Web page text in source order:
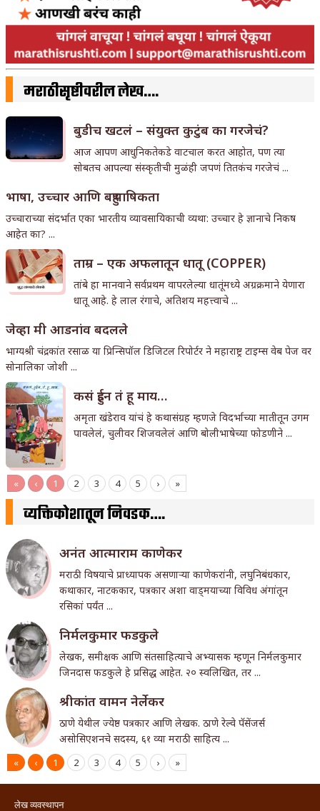
मराठीसृष्टीवरील लेख….
बुडीच खटलं – संयुक्त कुटुंब का गरजेचं?
आज आपण आधुनिकतेकडे वाटचाल करत आहोत, पण त्या
सोबतच आपल्या संस्कृतीची मुळंही जपणं तितकंच गरजेचं ...
भाषा, उच्चार आणि बहुभाषिकता
उच्चाराच्या संदर्भात एका भारतीय व्यावसायिकाची व्यथा: उच्चार हे ज्ञानाचे निकष
आहेत का? ...
ताम्र – एक अफलातून धातू (COPPER)
तांबे हा मानवाने सर्वप्रथम वापरलेल्या धातूंमध्ये अग्रक्रमाने येणारा
धातू आहे. हे लाल रंगाचे, अतिशय महत्त्वाचे ...
जेव्हा मी आडनांव बदलले
भाग्यश्री चंद्रकांत रसाळ या प्रिन्सिपॉल डिजिटल रिपोर्टर ने महाराष्ट्र टाइम्स वेब पेज वर
सोनालिका जोशी ...
कसं हुईन तं हू माय…
अमृता खंडेराव यांचं हे कथासंग्रह म्हणजे विदर्भाच्या मातीतून उगम
पावलेलं, चुलीवर शिजवलेलं आणि बोलीभाषेच्या फोडणीने ...
« ‹ 1 2 3 4 5 › »
व्यक्तिकोशातून निवडक….
अनंत आत्माराम काणेकर
मराठी विषयाचे प्राध्यापक असणार्‍या काणेकरांनी, लघुनिबंधकार,
कथाकार, नाटककार, पत्रकार अशा वाड्मयाच्या विविध अंगांतून
रसिकां पर्यंत ...
निर्मलकुमार फडकुले
लेखक, समीक्षक आणि संतसाहित्याचे अभ्यासक म्हणून निर्मलकुमार
जिनदास फडकुले हे प्रसिद्ध आहेत. २० स्वलिखित, तर ...
श्रीकांत वामन नेर्लेकर
ठाणे येथील ज्येष्ठ पत्रकार आणि लेखक. ठाणे रेल्वे पॅसेंजर्स
असोसिएशनचे सदस्य, ६१ व्या मराठी साहित्य ...
« ‹ 1 2 3 4 5 › »
लेख व्यवस्थापन